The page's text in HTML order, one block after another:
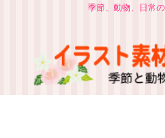
季節、動物、日常